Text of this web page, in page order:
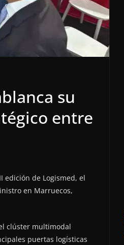
su
entre
edición de Logismed, el
en Marruecos,
clúster multimodal
puertas logísticas